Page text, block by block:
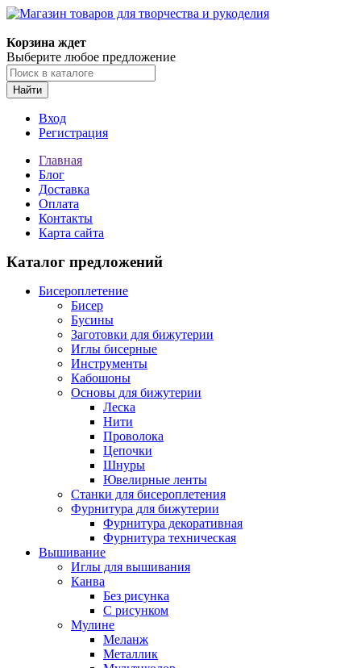
Корзина ждет
Выберите любое предложение
Найти
Вход
Регистрация
Главная
Блог
Доставка
Оплата
Контакты
Карта сайта
Каталог предложений
Бисероплетение
Бисер
Бусины
Заготовки для бижутерии
Иглы бисерные
Инструменты
Кабошоны
Основы для бижутерии
Леска
Нити
Проволока
Цепочки
Шнуры
Ювелирные ленты
Станки для бисероплетения
Фурнитура для бижутерии
Фурнитура декоративная
Фурнитура техническая
Вышивание
Иглы для вышивания
Канва
Без рисунка
С рисунком
Мулине
Меланж
Металлик